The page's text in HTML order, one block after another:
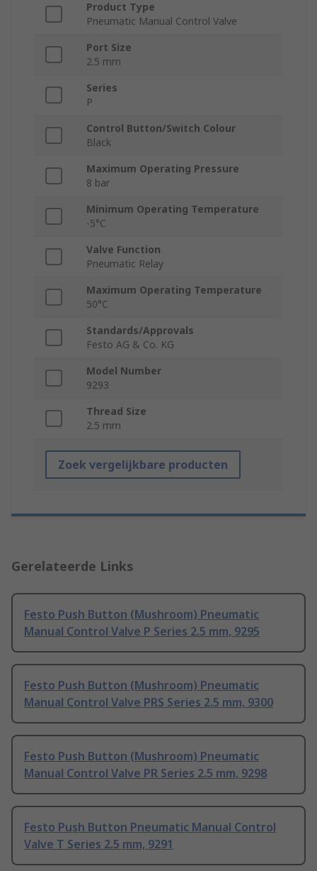
Product Type
Pneumatic Manual Control Valve
Port Size
2.5 mm
Series
P
Control Button/Switch Colour
Black
Maximum Operating Pressure
8 bar
Minimum Operating Temperature
-5°C
Valve Function
Pneumatic Relay
Maximum Operating Temperature
50°C
Standards/Approvals
Festo AG & Co. KG
Model Number
9293
Thread Size
2.5 mm
Zoek vergelijkbare producten
Gerelateerde Links
Festo Push Button (Mushroom) Pneumatic
Manual Control Valve P Series 2.5 mm, 9295
Festo Push Button (Mushroom) Pneumatic
Manual Control Valve PRS Series 2.5 mm, 9300
Festo Push Button (Mushroom) Pneumatic
Manual Control Valve PR Series 2.5 mm, 9298
Festo Push Button Pneumatic Manual Control
Valve T Series 2.5 mm, 9291